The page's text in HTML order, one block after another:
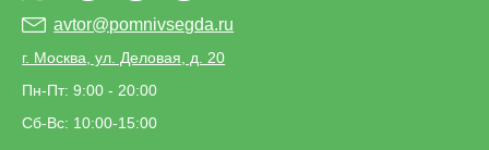
avtor@pomnivsegda.ru
г. Москва, ул. Деловая, д. 20
Пн-Пт: 9:00 - 20:00
Сб-Вс: 10:00-15:00